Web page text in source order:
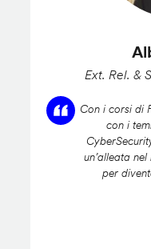
Ext. Rel. &
Con i corsi di
con i
un’alleata
per